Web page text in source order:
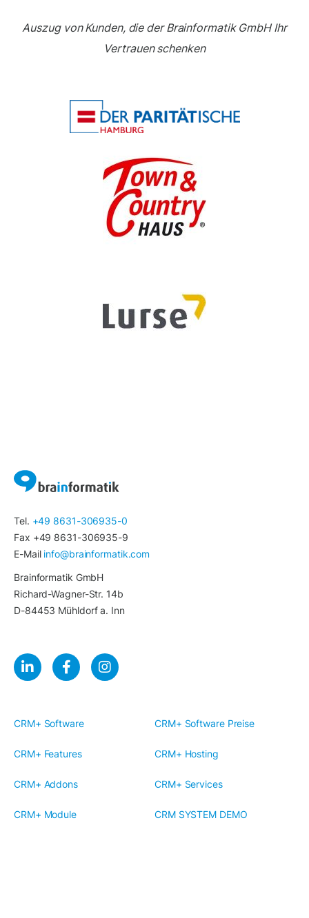
Auszug von Kunden, die der Brainformatik GmbH Ihr
Vertrauen schenken
Tel. +49 8631-306935-0
Fax +49 8631-306935-9
E-Mail info@brainformatik.com
Brainformatik GmbH
Richard-Wagner-Str. 14b
D-84453 Mühldorf a. Inn
CRM+ Software CRM+ Software Preise
CRM+ Features CRM+ Hosting
CRM+ Addons CRM+ Services
CRM+ Module CRM SYSTEM DEMO